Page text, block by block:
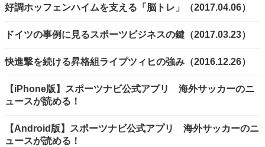
好調ホッフェンハイムを支える「脳トレ」（2017.04.06）
ドイツの事例に見るスポーツビジネスの鍵（2017.03.23）
快進撃を続ける昇格組ライプツィヒの強み（2016.12.26）
【iPhone版】スポーツナビ公式アプリ 海外サッカーのニ
ュースが読める！
【Android版】スポーツナビ公式アプリ 海外サッカーのニ
ュースが読める！